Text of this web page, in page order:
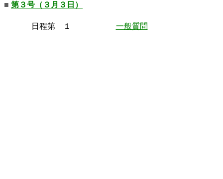
■ 第３号（３月３日）
日程第 １ 一般質問